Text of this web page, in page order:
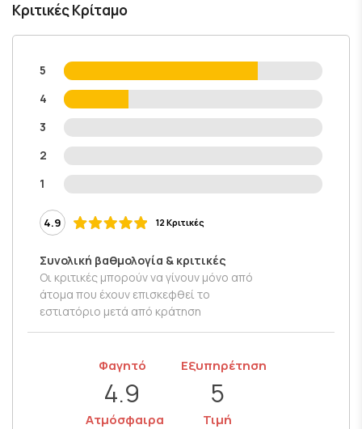
Κριτικές Κρίταμο
5
4
3
2
1
4.9 12 Κριτικές
Συνολική βαθμολογία & κριτικές
Οι κριτικές μπορούν να γίνουν μόνο από
άτομα που έχουν επισκεφθεί το
εστιατόριο μετά από κράτηση
Φαγητό
4.9
Εξυπηρέτηση
5
Ατμόσφαιρα Τιμή